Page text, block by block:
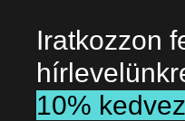
Iratkozzon
10%